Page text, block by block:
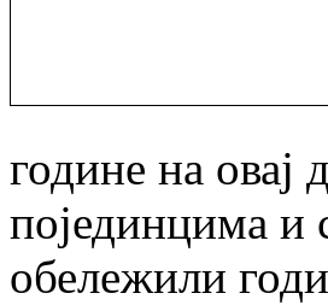
године на овај
појединцима и
обележили